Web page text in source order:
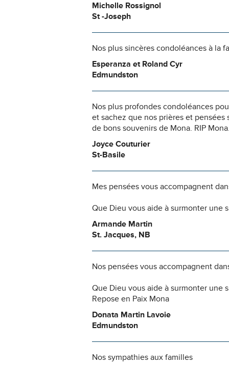
Michelle Rossignol
St -Joseph
Nos plus sincères condoléances à la
Esperanza et Roland Cyr
Edmundston
Nos plus profondes condoléances
et sachez que nos prières et
de bons souvenirs de Mona. RIP
Joyce Couturier
St-Basile
Mes pensées vous accompagnent
Que Dieu vous aide à surmonter une
Armande Martin
St. Jacques, NB
Nos pensées vous accompagnent
Que Dieu vous aide à surmonter une
Repose en Paix Mona
Donata Martin Lavoie
Edmundston
Nos sympathies aux familles